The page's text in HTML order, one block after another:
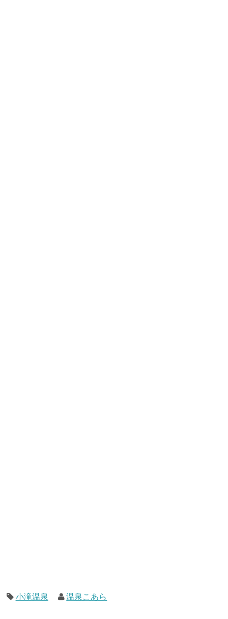
小滝温泉 温泉こあら